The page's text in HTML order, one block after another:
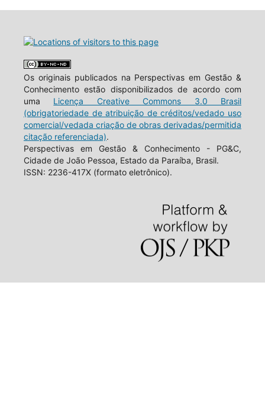
Os originais publicados na Perspectivas em Gestão &
Conhecimento estão disponibilizados de acordo com
uma Licença Creative Commons 3.0 Brasil
(obrigatoriedade de atribuição de créditos/vedado uso
comercial/vedada criação de obras derivadas/permitida
citação referenciada).
Perspectivas em Gestão & Conhecimento - PG&C,
Cidade de João Pessoa, Estado da Paraíba, Brasil.
ISSN: 2236-417X (formato eletrônico).